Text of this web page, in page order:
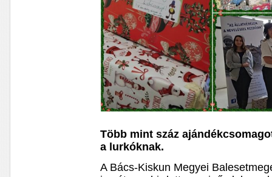
Több mint száz
a lurkóknak.
A Bács-Kiskun Megyei